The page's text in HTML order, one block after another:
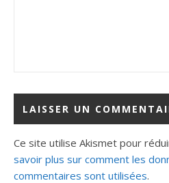
Ce site utilise Akismet pour
savoir plus sur comment les
commentaires sont utilisées.